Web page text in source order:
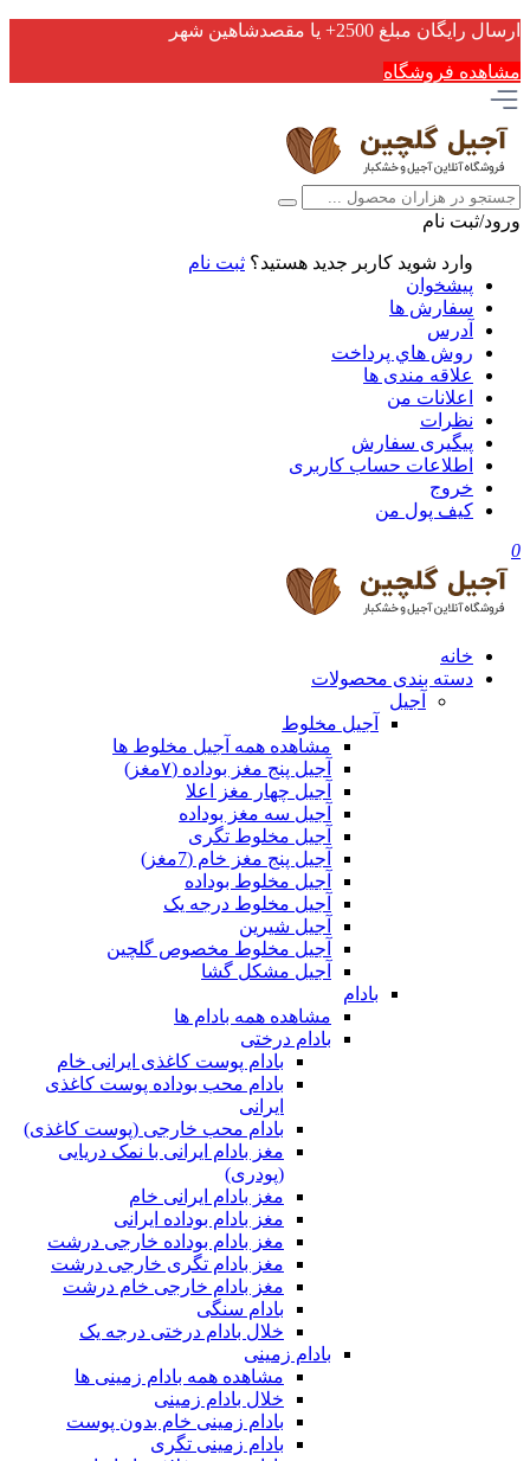
ارسال رایگان مبلغ 2500+ یا مقصدشاهین شهر
مشاهده فروشگاه
ورود/ثبت نام
وارد شوید کاربر جدید هستید؟ ثبت نام
پیشخوان
سفارش ها
آدرس
روش هاي پرداخت
علاقه مندی ها
اعلانات من
نظرات
پیگیری سفارش
اطلاعات حساب كاربری
خروج
کیف پول من
0
خانه
دسته بندی محصولات
آجیل
آجیل مخلوط
مشاهده همه آجیل مخلوط ها
آجیل پنج مغز بوداده (۷مغز)
آجیل چهار مغز اعلا
آجیل سه مغز بوداده
آجیل مخلوط تگری
آجیل پنج مغز خام (7مغز)
آجیل مخلوط بوداده
آجیل مخلوط درجه یک
آجیل شیرین
آجیل مخلوط مخصوص گلچین
آجیل مشکل گشا
بادام
مشاهده همه بادام ها
بادام درختی
بادام پوست کاغذی ایرانی خام
بادام محب بوداده پوست کاغذی
ایرانی
بادام محب خارجی (پوست کاغذی)
مغز بادام ایرانی با نمک دریایی
(پودری)
مغز بادام ایرانی خام
مغز بادام بوداده ایرانی
مغز بادام بوداده خارجی درشت
مغز بادام تگری خارجی درشت
مغز بادام خارجی خام درشت
بادام سنگی
خلال بادام درختی درجه یک
بادام زمینی
مشاهده همه بادام زمینی ها
خلال بادام زمینی
بادام زمینی خام بدون پوست
بادام زمینی تگری